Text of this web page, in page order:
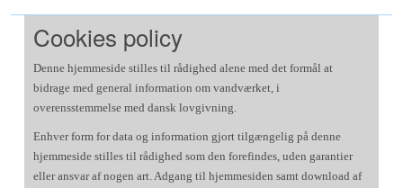
Cookies policy
Denne hjemmeside stilles til rådighed alene med det formål at
bidrage med general information om vandværket, i
overensstemmelse med dansk lovgivning.
Enhver form for data og information gjort tilgængelig på denne
hjemmeside stilles til rådighed som den forefindes, uden garantier
eller ansvar af nogen art. Adgang til hjemmesiden samt download af